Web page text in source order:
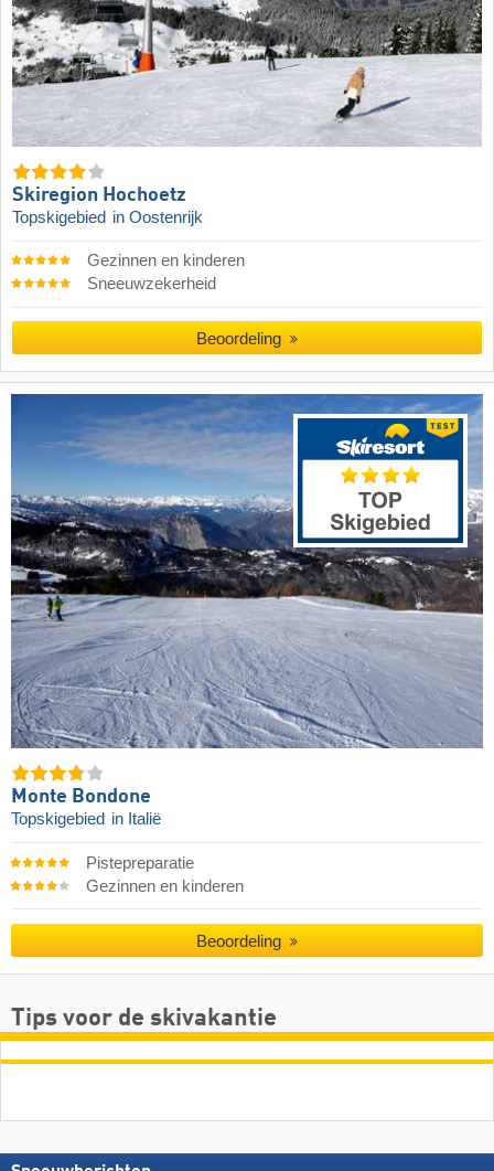
Skiregion Hochoetz
Topskigebied in Oostenrijk
Gezinnen en kinderen
Sneeuwzekerheid
Beoordeling
Monte Bondone
Topskigebied in Italië
Pistepreparatie
Gezinnen en kinderen
Beoordeling
Tips voor de skivakantie